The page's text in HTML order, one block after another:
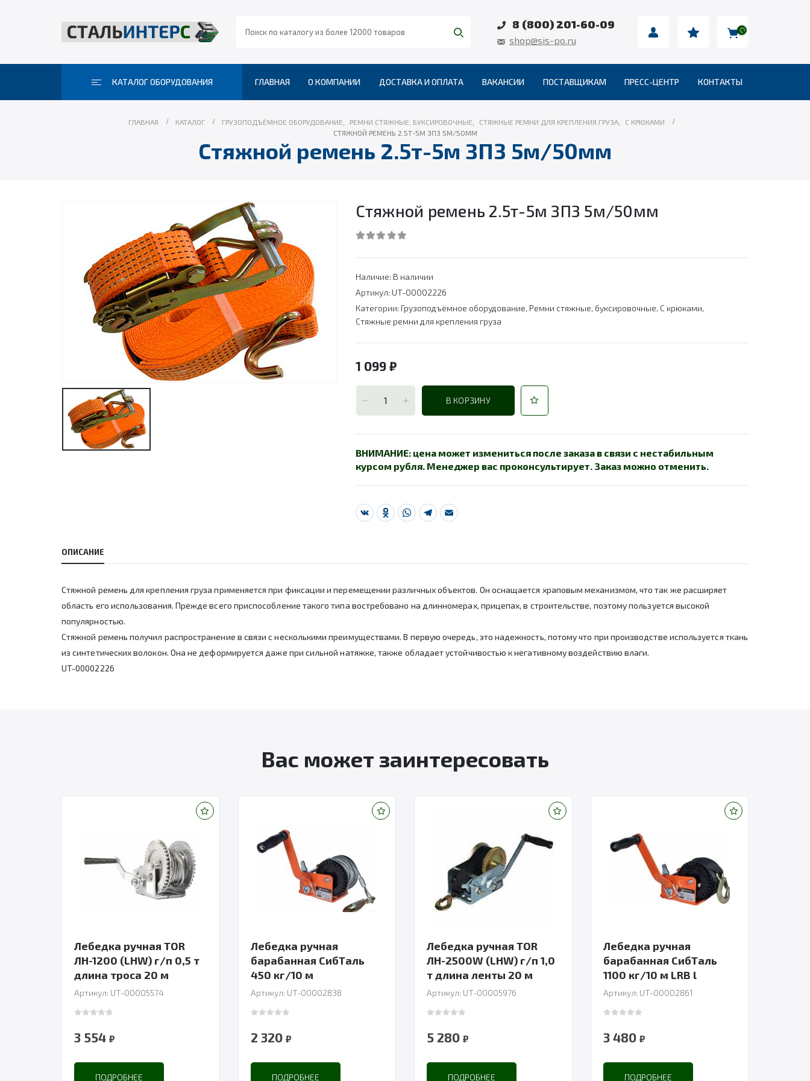
8 (800) 201-60-09
shop@sis-po.ru
КАТАЛОГ ОБОРУДОВАНИЯ ГЛАВНАЯ О КОМПАНИИ ДОСТАВКА И ОПЛАТА ВАКАНСИИ ПОСТАВЩИКАМ ПРЕСС-ЦЕНТР КОНТАКТЫ
ГЛАВНАЯ КАТАЛОГ ГРУЗОПОДЪЁМНОЕ ОБОРУДОВАНИЕ РЕМНИ СТЯЖНЫЕ, БУКСИРОВОЧНЫЕ СТЯЖНЫЕ РЕМНИ ДЛЯ КРЕПЛЕНИЯ ГРУЗА
С КРЮКАМИ
СТЯЖНОЙ РЕМЕНЬ 2.5Т-5М ЗП3 5М/50ММ
Стяжной ремень 2.5т-5м ЗП3 5м/50мм
Стяжной ремень 2.5т-5м ЗП3 5м/50мм
Наличие: В наличии
Артикул: UT-00002226
Категории: Грузоподъёмное оборудование, Ремни стяжные, буксировочные, С крюками,
Стяжные ремни для крепления груза
1 099 ₽
В КОРЗИНУ
ВНИМАНИЕ: цена может измениться после заказа в связи с нестабильным
курсом рубля. Менеджер вас проконсультирует. Заказ можно отменить.
VK Odnoklassniki
WhatsApp
Telegram
Email
ОПИСАНИЕ
Стяжной ремень для крепления груза применяется при фиксации и перемещении различных объектов. Он оснащается храповым механизмом, что так же расширяет
область его использования. Прежде всего приспособление такого типа востребовано на длинномерах, прицепах, в строительстве, поэтому пользуется высокой
популярностью.
Стяжной ремень получил распространение в связи с несколькими преимуществами. В первую очередь, это надежность, потому что при производстве используется ткань
из синтетических волокон. Она не деформируется даже при сильной натяжке, также обладает устойчивостью к негативному воздействию влаги.
UT-00002226
Вас может заинтересовать
Лебедка ручная TOR
ЛН-1200 (LHW) г/п 0,5 т
длина троса 20 м
Артикул: UT-00005574
3 554 ₽
ПОДРОБНЕЕ
Лебедка ручная
барабанная СибТаль
450 кг/10 м
Артикул: UT-00002838
2 320 ₽
ПОДРОБНЕЕ
Лебедка ручная TOR
ЛН-2500W (LHW) г/п 1,0
т длина ленты 20 м
Артикул: UT-00005976
5 280 ₽
ПОДРОБНЕЕ
Лебедка ручная
барабанная СибТаль
1100 кг/10 м LRB l
Артикул: UT-00002861
3 480 ₽
ПОДРОБНЕЕ